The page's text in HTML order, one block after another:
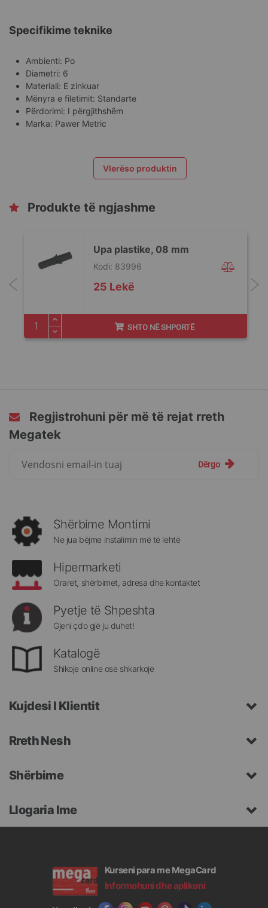
Specifikime teknike
Ambienti: Po
Diametri: 6
Materiali: E zinkuar
Mënyra e filetimit: Standarte
Përdorimi: I përgjithshëm
Marka: Pawer Metric
Vlerëso produktin
Produkte të ngjashme
Upa plastike, 08 mm
25 Lekë
Kodi: 83996
SHTO NË SHPORTË
Regjistrohuni për më të rejat rreth
Megatek
rreth
Megatek:
Dërgo
Shërbime Montimi
Ne jua bëjme instalimin më të lehtë
Hipermarketi
Oraret, shërbimet, adresa dhe kontaktet
Pyetje të Shpeshta
Gjeni çdo gjë ju duhet!
Katalogë
Shikoje online ose shkarkoje
Kujdesi I Klientit
Rreth Nesh
Shërbime
Llogaria Ime
Kurseni para me MegaCard
Informohuni dhe aplikoni